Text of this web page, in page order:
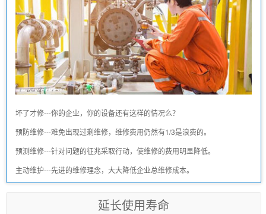
坏了才修---你的企业，你的设备还有这样的情况么？
预防维修---难免出现过剩维修，维修费用仍然有1/3是浪费的。
预测维修---针对问题的征兆采取行动，使维修的费用明显降低。
主动维护---先进的维修理念，大大降低企业总维修成本。
延长使用寿命